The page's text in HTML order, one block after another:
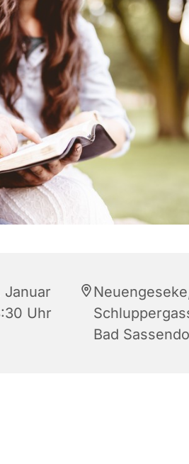
Januar
Uhr
Bad